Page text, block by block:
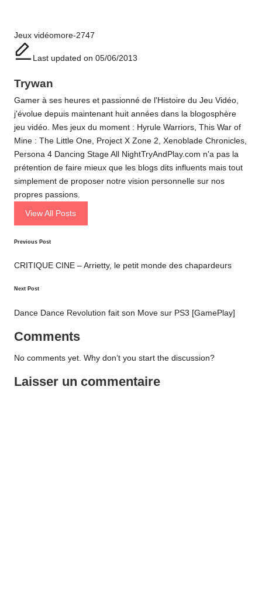
Tags:
Jeux vidéomore-2747
Last updated on 05/06/2013
Trywan
Gamer à ses heures et passionné de l'Histoire du Jeu Vidéo,
j'évolue depuis maintenant huit années dans la blogosphère
jeu vidéo. Mes jeux du moment : Hyrule Warriors, This War of
Mine : The Little One, Project X Zone 2, Xenoblade Chronicles,
Persona 4 Dancing Stage All NightTryAndPlay.com n'a pas la
prétention de faire mieux que les blogs dits influents mais tout
simplement de proposer notre vision personnelle sur nos
propres passions.
View All Posts
Post
navigation
Previous Post
CRITIQUE CINE – Arrietty, le petit monde des chapardeurs
Next Post
Dance Dance Revolution fait son Move sur PS3 [GamePlay]
Comments
No comments yet. Why don’t you start the discussion?
Laisser un commentaire